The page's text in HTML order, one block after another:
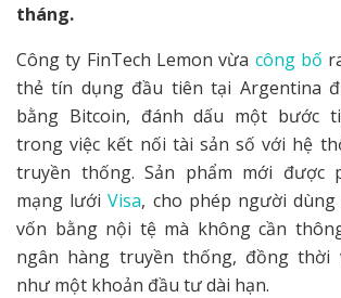
tháng.
Công ty FinTech Lemon vừa công bố
thẻ tín dụng đầu tiên tại Argentina
bằng Bitcoin, đánh dấu một bước
trong việc kết nối tài sản số với hệ
truyền thống. Sản phẩm mới được
mạng lướiVisa, cho phép người
vốn bằng nội tệ mà không cần
ngân hàng truyền thống, đồng thời
như một khoản đầu tư dài hạn.